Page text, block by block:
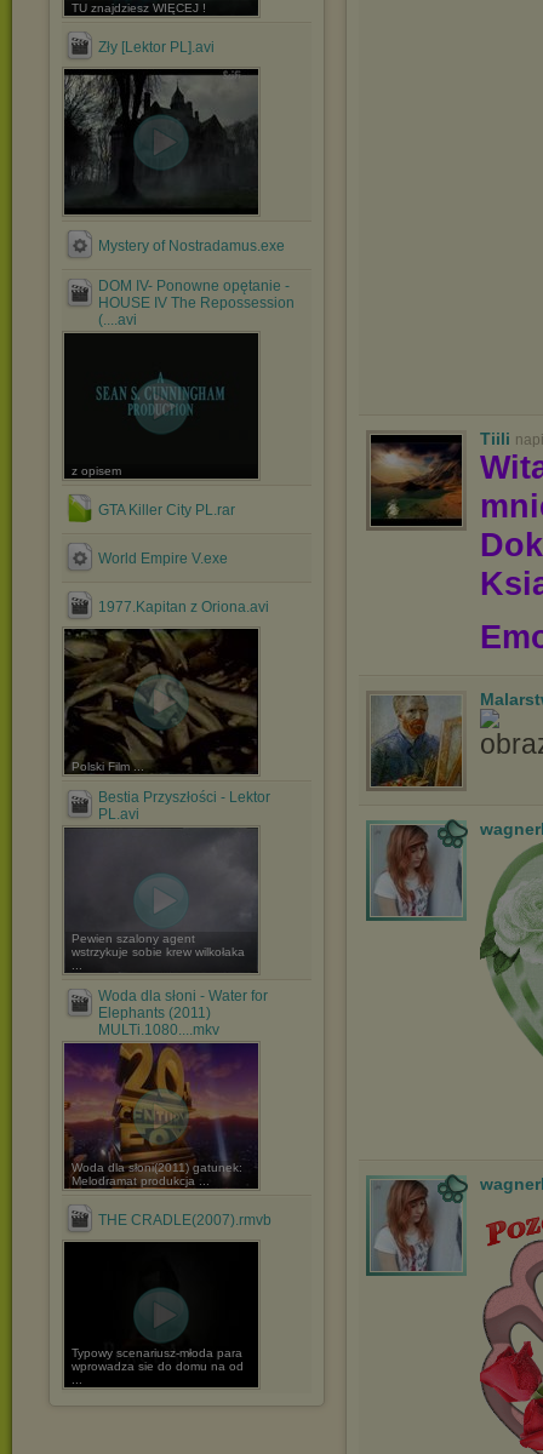
TU znajdziesz WIĘCEJ !
Zły [Lektor PL].avi
Mystery of Nostradamus.exe
DOM IV- Ponowne opętanie -
HOUSE IV The Repossession
(....avi
z opisem
GTA Killer City PL.rar
World Empire V.exe
1977.Kapitan z Oriona.avi
Polski Film ...
Bestia Przyszłości - Lektor
PL.avi
Pewien szalony agent
wstrzykuje sobie krew wilkołaka
Woda dla słoni - Water for
Elephants (2011)
MULTi.1080....mkv
Woda dla słoni(2011) gatunek:
Melodramat produkcja ...
THE CRADLE(2007).rmvb
Typowy scenariusz-młoda para
wprowadza sie do domu na od
Tiili